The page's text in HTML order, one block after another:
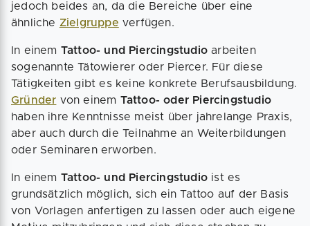
jedoch beides an, da die Bereiche über eine
ähnliche Zielgruppe verfügen.
In einem Tattoo- und Piercingstudio arbeiten
sogenannte Tätowierer oder Piercer. Für diese
Tätigkeiten gibt es keine konkrete Berufsausbildung.
Gründer von einem Tattoo- oder Piercingstudio
haben ihre Kenntnisse meist über jahrelange Praxis,
aber auch durch die Teilnahme an Weiterbildungen
oder Seminaren erworben.
In einem Tattoo- und Piercingstudio ist es
grundsätzlich möglich, sich ein Tattoo auf der Basis
von Vorlagen anfertigen zu lassen oder auch eigene